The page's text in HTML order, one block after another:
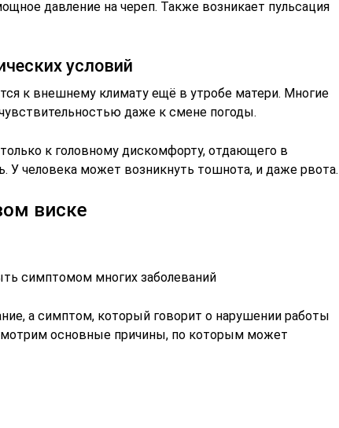
давление на череп. Также возникает пульсация
условий
к внешнему климату ещё в утробе матери. Многие
даже к смене погоды.
к головному дискомфорту, отдающего в
У человека может возникнуть тошнота, и даже рвота.
виске
симптомом многих заболеваний
а симптом, который говорит о нарушении работы
основные причины, по которым может